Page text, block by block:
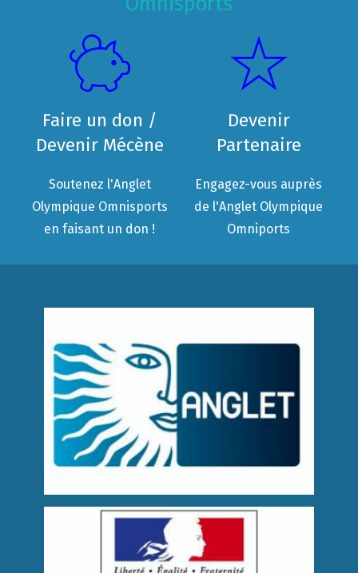
Faire un don /
Devenir Mécène
Soutenez l'Anglet
Olympique Omnisports
en faisant un don !
Devenir
Partenaire
Engagez-vous auprès
de l'Anglet Olympique
Omniports